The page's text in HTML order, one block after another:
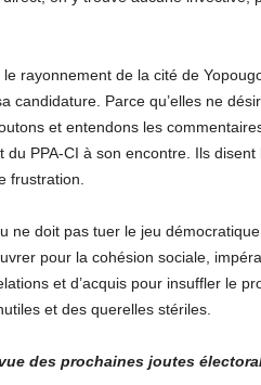
rayonnement de la cité de
candidature. Parce qu’elles ne
et entendons les
PPA-CI à son encontre. Ils disent
frustration.
ne doit pas tuer le jeu
pour la cohésion sociale,
et d’acquis pour insuffler le
et des querelles stériles.
des prochaines joutes